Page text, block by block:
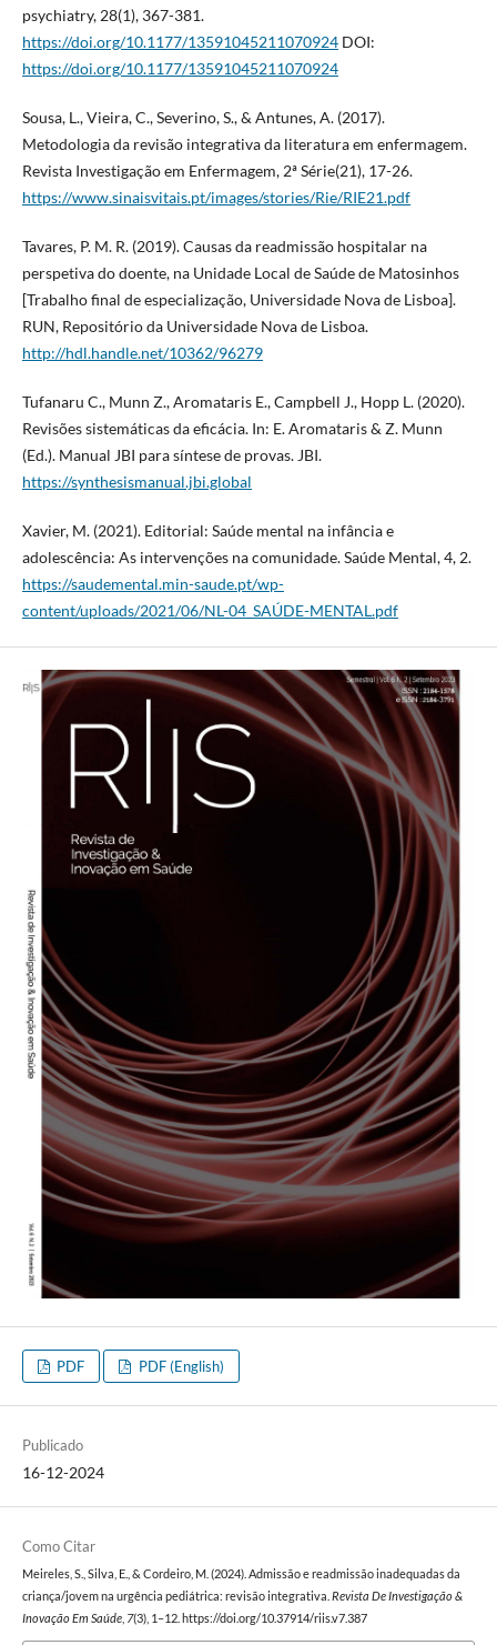
psychiatry, 28(1), 367-381.
https://doi.org/10.1177/13591045211070924DOI:
https://doi.org/10.1177/13591045211070924
Sousa, L., Vieira, C., Severino, S., & Antunes, A. (2017).
Metodologia da revisão integrativa da literatura em enfermagem.
Revista Investigação em Enfermagem, 2ª Série(21), 17-26.
https://www.sinaisvitais.pt/images/stories/Rie/RIE21.pdf
Tavares, P. M. R. (2019). Causas da readmissão hospitalar na
perspetiva do doente, na Unidade Local de Saúde de Matosinhos
[Trabalho final de especialização, Universidade Nova de Lisboa].
RUN, Repositório da Universidade Nova de Lisboa.
http://hdl.handle.net/10362/96279
Tufanaru C., Munn Z., Aromataris E., Campbell J., Hopp L. (2020).
Revisões sistemáticas da eficácia. In: E. Aromataris & Z. Munn
(Ed.). Manual JBI para síntese de provas. JBI.
https://synthesismanual.jbi.global
Xavier, M. (2021). Editorial: Saúde mental na infância e
adolescência: As intervenções na comunidade. Saúde Mental, 4, 2.
https://saudemental.min-saude.pt/wp-
content/uploads/2021/06/NL-04_SAÚDE-MENTAL.pdf
PDF PDF (English)
Publicado
16-12-2024
Como Citar
Meireles, S., Silva, E., & Cordeiro, M. (2024). Admissão e readmissão inadequadas da
criança/jovem na urgência pediátrica: revisão integrativa. Revista De Investigação &
Inovação Em Saúde, 7(3), 1–12. https://doi.org/10.37914/riis.v7.387